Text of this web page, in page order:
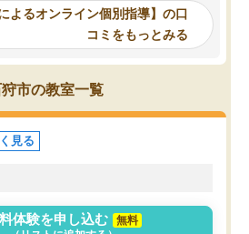
講師で良いか
事ができま
講師の方で決
した単語帳の
で出される形
し出があり、あ
った為、塾に通
いなのがあり(有料)、受
ことをどんなスケジュー
くか相談したのですが、
ち期待したものではなく
くなってきたようなので
よるオンライン個別指導】の口
コミをもっとみる
市の教室一覧
見る
体験を申し込む
無料